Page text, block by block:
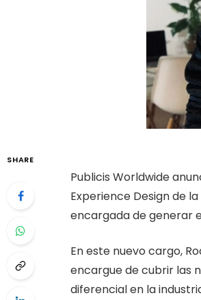
SHARE
Publicis Worldwide
Experience Design de
encargada de generar
En este nuevo cargo,
encargue de cubrir las
diferencial en la